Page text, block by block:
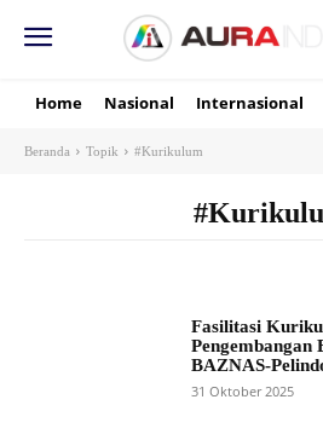
Home Nasional Internasional
Beranda Topik #Kurikulum
Fasilitasi
BAZNAS-
31 Oktober 2025